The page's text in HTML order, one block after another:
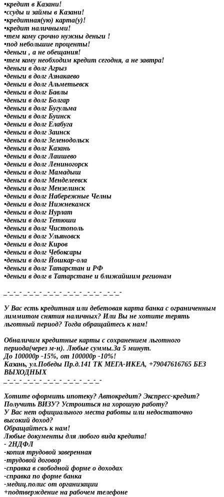
•кредит в Казани!
•ссуды и займы в Казани!
•кредитная(ую) карта(у)!
•кредит наличными!
•тем кому срочно нужны деньги !
•под небольшие проценты!
•деньги , а не обещания!
•тем кому необходим кредит сегодня, а не завтра!
•деньги в долг Агрыз
•деньги в долг Азнакаево
•деньги в долг Альметьевск
•деньги в долг Бавлы
•деньги в долг Болгар
•деньги в долг Бугульма
•деньги в долг Буинск
•деньги в долг Елабуга
•деньги в долг Заинск
•деньги в долг Зеленодольск
•деньги в долг Казань
•деньги в долг Лаишево
•деньги в долг Лениногорск
•деньги в долг Мамадыш
•деньги в долг Менделеевск
•деньги в долг Мензелинск
•деньги в долг Набережные Челны
•деньги в долг Нижнекамск
•деньги в долг Нурлат
•деньги в долг Тетюши
•деньги в долг Чистополь
•деньги в долг Ульяновск
•деньги в долг Киров
•деньги в долг Чебоксары
•деньги в долг Йошкар-ола
•деньги в долг Татарстан и РФ
•деньги в долг в Татарстане и ближайшим регионам
_-_-_- _-_-_- _-_-_- _-_-_- _-_-_- _-_-_-
У Вас есть кредитная или дебетовая карта банка с ограниченным
лиммитом снятия наличных? Или Вы не хотите терять
льготный период? Тогда обращайтесь к нам!
Обналичим кредитные карты с сохранением льготного
периода(через м-н). Любые суммы.За 5 минут.
До 100000р -15%, от 100000р -10%!
Казань, ул.Победы Пр.д.141 ТК МЕГА-ИКЕА, +79047616765 БЕЗ
ВЫХОДНЫХ
_-_-_- _-_-_- _-_-_- _-_-_- _-_-_-
Хотите оформить ипотеку? Автокредит? Экспресс-кредит?
Получить ВИЗУ? Устроиться на хорошую работу?
У Вас нет официального места работы или недостаточно
высокий доход?
Обращайтесь к нам!
Любые документы для любого вида кредита!
- 2НДФЛ
-копия трудовой заверенная
-трудовой договор
-справка в свободной форме о доходах
-справка по форме банка
-медиц.полис от организации
+подтверждение на рабочем телефоне